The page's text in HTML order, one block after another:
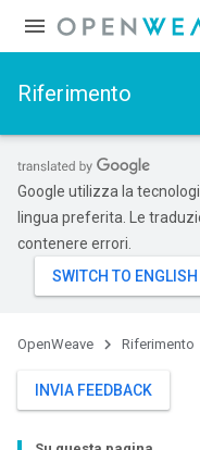
Riferimento
Google utilizza la
lingua preferita. Le
contenere errori.
OpenWeave Riferimento
INVIA FEEDBACK